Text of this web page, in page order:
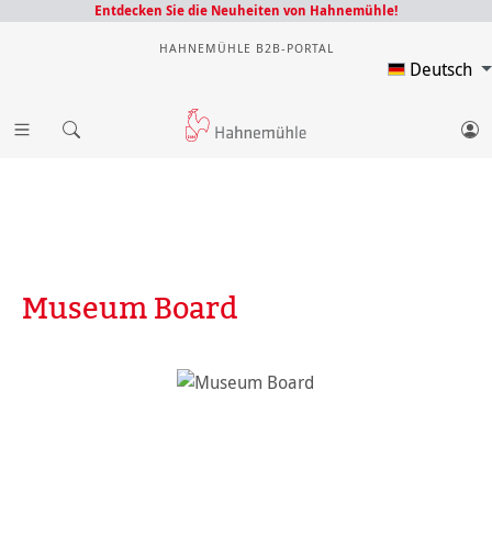
Entdecken Sie die Neuheiten von Hahnemühle!
HAHNEMÜHLE B2B-PORTAL
Deutsch
Museum Board
Bildergalerie überspringen